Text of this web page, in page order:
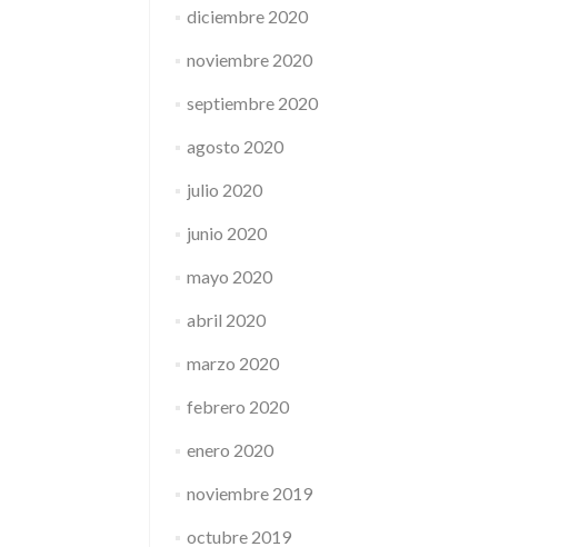
diciembre 2020
noviembre 2020
septiembre 2020
agosto 2020
julio 2020
junio 2020
mayo 2020
abril 2020
marzo 2020
febrero 2020
enero 2020
noviembre 2019
octubre 2019